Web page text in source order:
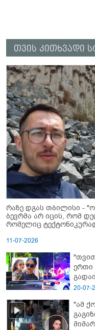
თვის კითხვადი
რაზე დგას თბილისი -
ბევრმა არ იცის, რომ
რომელიც
11-07-2026
ერთი
-
20-07-
"ამ